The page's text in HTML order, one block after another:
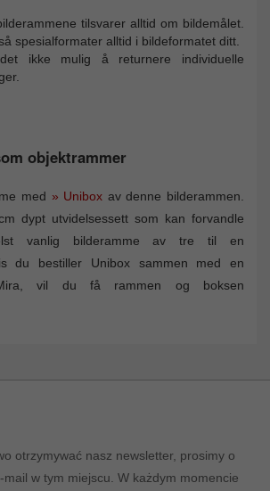
tilsvarer alltid om bildemålet.
spesialformater alltid i bildeformatet ditt.
ikke mulig å returnere individuelle
objektrammer
med » Unibox av denne bilderammen.
dypt utvidelsessett som kan forvandle
vanlig bilderamme av tre til en
du bestiller Unibox sammen med en
vil du få rammen og boksen
otrzymywać nasz newsletter, prosimy o
w tym miejscu. W każdym momencie